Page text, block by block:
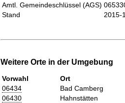
Amtl. Gemeindeschlüssel (AGS)
Stand
2015-
Weitere Orte in der Umgebung
Vorwahl
Ort
06434
Bad Camberg
06430
Hahnstätten